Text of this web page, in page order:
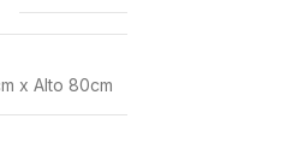
x Alto 80cm